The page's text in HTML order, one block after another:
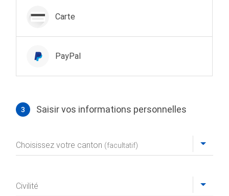
Carte
PayPal
3 Saisir vos informations personnelles
Choisissez votre canton (facultatif)
Civilité